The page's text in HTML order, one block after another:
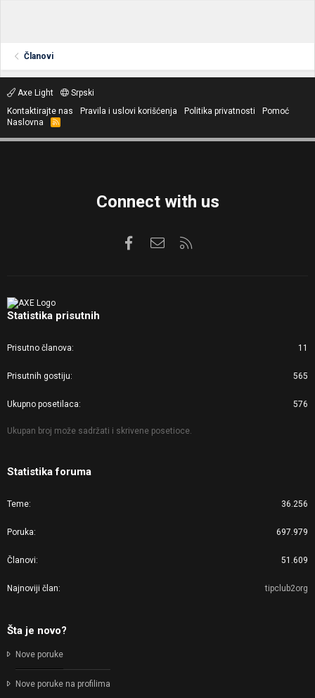
Članovi
Axe Light
Srpski
Kontaktirajte nas
Pravila i uslovi korišćenja Politika privatnosti
Pomoć
Naslovna
R
S
Connect with us
FacebookKontaktirajte nas
Statistika prisutnih
Prisutno članova 11
Prisutnih gostiju 565
Ukupno posetilaca 576
Ukupan broj može sadržati i skrivene posetioce.
Statistika foruma
Teme 36.256
Poruka 697.979
Članovi 51.609
Najnoviji član tipclub2org
Šta je novo?
Nove poruke
Nove poruke na profilima